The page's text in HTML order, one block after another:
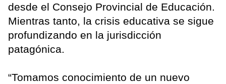
desde el Consejo Provincial de Educación.
Mientras tanto, la crisis educativa se sigue
profundizando en la jurisdicción
patagónica.
“Tomamos conocimiento de un nuevo